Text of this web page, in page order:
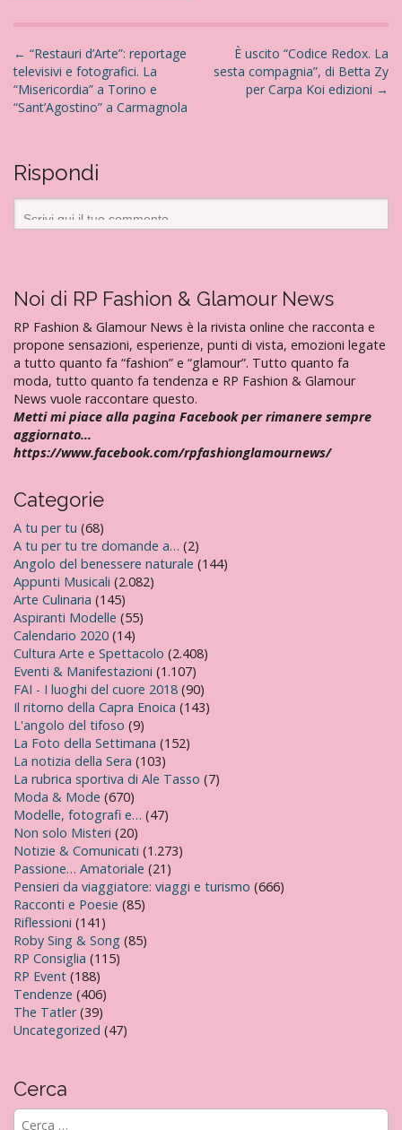
N
a
v
a
z
e
a
r
t
i
c
o
l
← “Restauri d’Arte”: reportage
televisivi e fotografici. La
“Misericordia” a Torino e
“Sant’Agostino” a Carmagnola
È uscito “Codice Redox. La
sesta compagnia”, di Betta Zy
per Carpa Koi edizioni →
Rispondi
Noi di RP Fashion & Glamour News
RP Fashion & Glamour News è la rivista online che racconta e
propone sensazioni, esperienze, punti di vista, emozioni legate
a tutto quanto fa “fashion” e “glamour”. Tutto quanto fa
moda, tutto quanto fa tendenza e RP Fashion & Glamour
News vuole raccontare questo.
Metti mi piace alla pagina Facebook per rimanere sempre
aggiornato…
https://www.facebook.com/rpfashionglamournews/
Categorie
A tu per tu (68)
A tu per tu tre domande a… (2)
Angolo del benessere naturale (144)
Appunti Musicali (2.082)
Arte Culinaria (145)
Aspiranti Modelle (55)
Calendario 2020 (14)
Cultura Arte e Spettacolo (2.408)
Eventi & Manifestazioni (1.107)
FAI - I luoghi del cuore 2018 (90)
Il ritorno della Capra Enoica (143)
L'angolo del tifoso (9)
La Foto della Settimana (152)
La notizia della Sera (103)
La rubrica sportiva di Ale Tasso (7)
Moda & Mode (670)
Modelle, fotografi e… (47)
Non solo Misteri (20)
Notizie & Comunicati (1.273)
Passione… Amatoriale (21)
Pensieri da viaggiatore: viaggi e turismo (666)
Racconti e Poesie (85)
Riflessioni (141)
Roby Sing & Song (85)
RP Consiglia (115)
RP Event (188)
Tendenze (406)
The Tatler(39)
Uncategorized (47)
Cerca
R